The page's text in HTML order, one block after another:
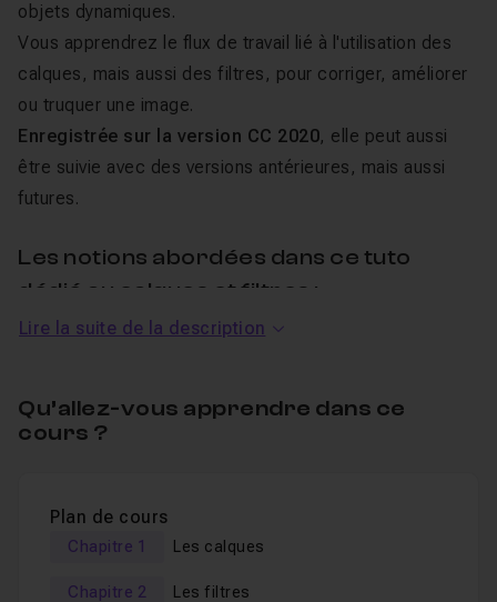
objets dynamiques.
Vous apprendrez le flux de travail lié à l'utilisation des
calques, mais aussi des filtres, pour corriger, améliorer
ou truquer une image.
Enregistrée sur la version CC 2020, elle peut aussi
être suivie avec des versions antérieures, mais aussi
futures.
Les notions abordées dans ce tuto
dédié au calques et filtres :
Les effets et les styles appliqués sur les calques,
Les filtres de la galerie de filtres et galerie de flous,
Corriger en perspective avec Point de Fuite,
Améliorer la netteté,
Lire la suite de la description
Qu’allez-vous apprendre dans ce
cours ?
Plan de cours
Chapitre 1 Les calques
Chapitre 2 Les filtres